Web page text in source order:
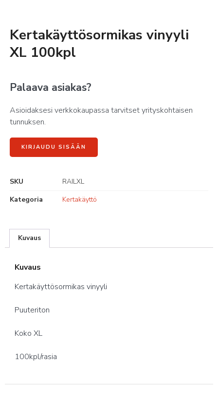
Kertakäyttösormikas vinyyli
XL 100kpl
Palaava asiakas?
Asioidaksesi verkkokaupassa tarvitset yrityskohtaisen
tunnuksen.
KIRJAUDU SISÄÄN
SKU
RAILXL
Kategoria
Kertakäyttö
Kuvaus
Kuvaus
Kertakäyttösormikas vinyyli
Puuteriton
Koko XL
100kpl/rasia